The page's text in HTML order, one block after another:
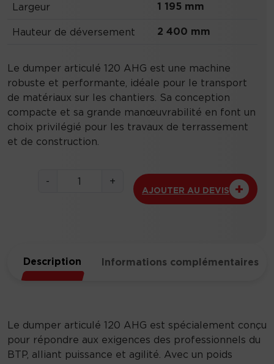
Largeur 1 195 mm
Hauteur de déversement 2 400 mm
Le dumper articulé 120 AHG est une machine
robuste et performante, idéale pour le transport
de matériaux sur les chantiers. Sa conception
compacte et sa grande manœuvrabilité en font un
choix privilégié pour les travaux de terrassement
et de construction.
-
t
é
D
u
m
+
AJOUTER AU DEVIS
Description Informations complémentaires
Le dumper articulé 120 AHG est spécialement conçu
pour répondre aux exigences des professionnels du
BTP, alliant puissance et agilité. Avec un poids